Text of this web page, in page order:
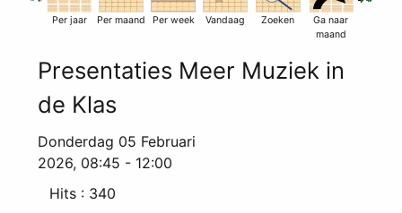
Per jaar Per maand Per week Vandaag Zoeken
Ga naar
maand
Presentaties Meer Muziek in
de Klas
Donderdag 05 Februari
2026, 08:45 - 12:00
Hits : 340